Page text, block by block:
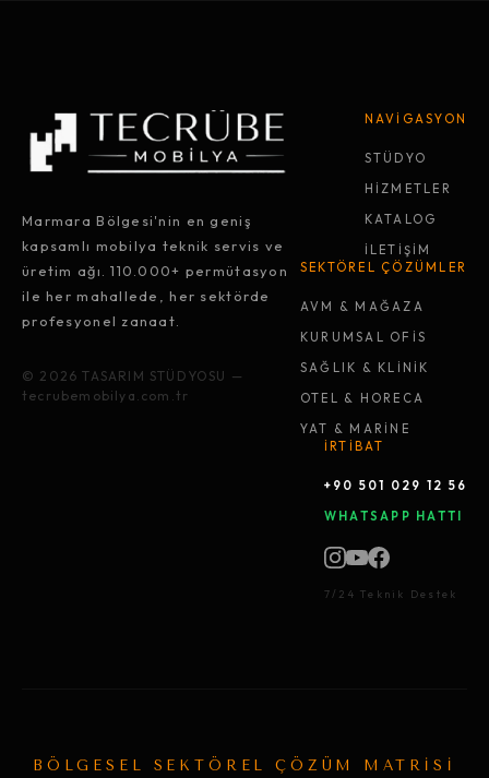
Marmara Bölgesi'nin en geniş
kapsamlı mobilya teknik servis ve
üretim ağı. 110.000+ permütasyon
ile her mahallede, her sektörde
profesyonel zanaat.
© 2026 TASARIM STÜDYOSU —
tecrubemobilya.com.tr
NAVİGASYON
STÜDYO
HİZMETLER
KATALOG
İLETİŞİM
SEKTÖREL ÇÖZÜMLER
AVM & MAĞAZA
KURUMSAL OFİS
SAĞLIK & KLİNİK
OTEL & HORECA
YAT & MARİNE
İRTİBAT
+90 501 029 12 56
WHATSAPP HATTI
7/24 Teknik Destek
BÖLGESEL SEKTÖREL ÇÖZÜM MATRİSİ